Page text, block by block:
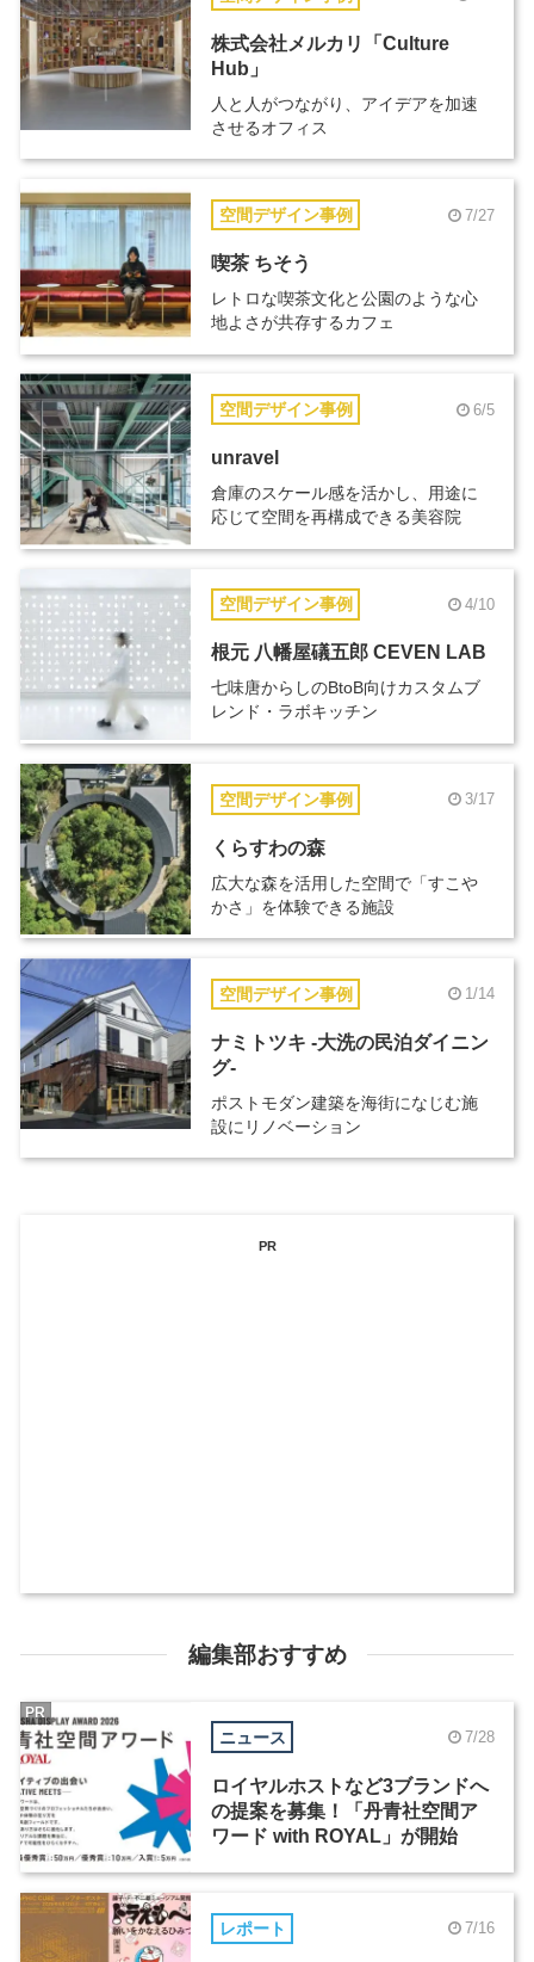
株式会社メルカリ「Culture
Hub」
人と人がつながり、アイデアを加速
させるオフィス
空間デザイン事例 7/27
喫茶 ちそう
レトロな喫茶文化と公園のような心
地よさが共存するカフェ
空間デザイン事例 6/5
unravel
倉庫のスケール感を活かし、用途に
応じて空間を再構成できる美容院
空間デザイン事例 4/10
根元 八幡屋礒五郎 CEVEN LAB
七味唐からしのBtoB向けカスタムブ
レンド・ラボキッチン
空間デザイン事例 3/17
くらすわの森
広大な森を活用した空間で「すこや
かさ」を体験できる施設
空間デザイン事例 1/14
ナミトツキ -大洗の民泊ダイニン
グ-
ポストモダン建築を海街になじむ施
設にリノベーション
PR
編集部おすすめ
ニュース 7/28
ロイヤルホストなど3ブランドへ
の提案を募集！「丹青社空間ア
ワード with ROYAL」が開始
PR
レポート 7/16